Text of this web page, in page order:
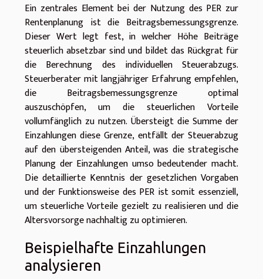
Ein zentrales Element bei der Nutzung des PER zur
Rentenplanung ist die Beitragsbemessungsgrenze.
Dieser Wert legt fest, in welcher Höhe Beiträge
steuerlich absetzbar sind und bildet das Rückgrat für
die Berechnung des individuellen Steuerabzugs.
Steuerberater mit langjähriger Erfahrung empfehlen,
die Beitragsbemessungsgrenze optimal
auszuschöpfen, um die steuerlichen Vorteile
vollumfänglich zu nutzen. Übersteigt die Summe der
Einzahlungen diese Grenze, entfällt der Steuerabzug
auf den übersteigenden Anteil, was die strategische
Planung der Einzahlungen umso bedeutender macht.
Die detaillierte Kenntnis der gesetzlichen Vorgaben
und der Funktionsweise des PER ist somit essenziell,
um steuerliche Vorteile gezielt zu realisieren und die
Altersvorsorge nachhaltig zu optimieren.
Beispielhafte Einzahlungen
analysieren